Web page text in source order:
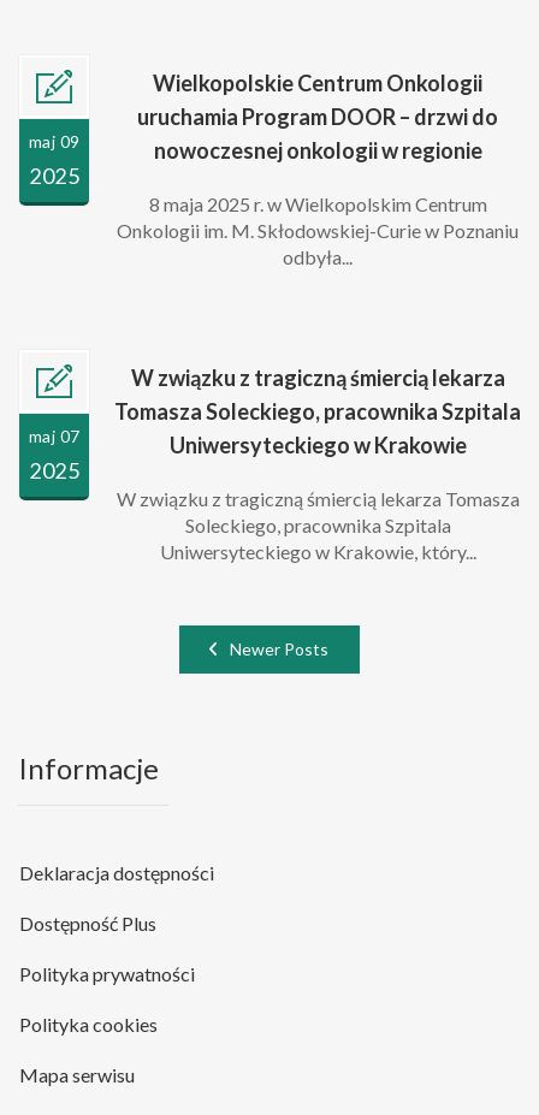
maj 09
2025
Wielkopolskie Centrum Onkologii
uruchamia Program DOOR – drzwi do
nowoczesnej onkologii w regionie
8 maja 2025 r. w Wielkopolskim Centrum
Onkologii im. M. Skłodowskiej-Curie w Poznaniu
odbyła...
maj 07
2025
W związku z tragiczną śmiercią lekarza
Tomasza Soleckiego, pracownika Szpitala
Uniwersyteckiego w Krakowie
W związku z tragiczną śmiercią lekarza Tomasza
Soleckiego, pracownika Szpitala
Uniwersyteckiego w Krakowie, który...
Newer Posts
Informacje
Deklaracja dostępności
Dostępność Plus
Polityka prywatności
Polityka cookies
Mapa serwisu